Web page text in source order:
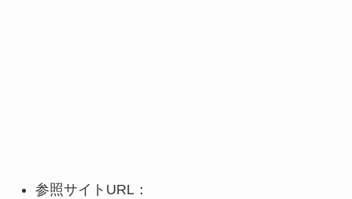
参照サイトURL：